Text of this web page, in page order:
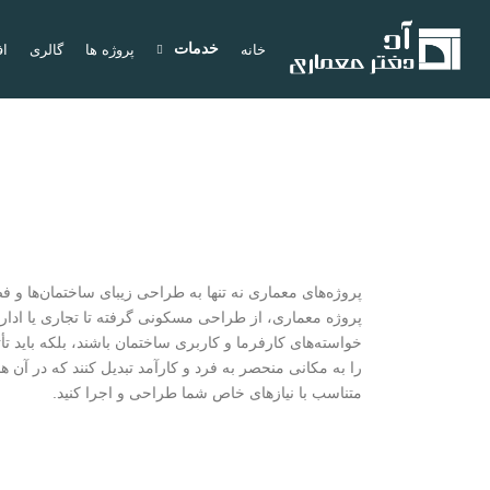
خانه خدمات پروژه ها گالری
پروژه‌های معماری نه تنها به طراحی زیبای ساختمان‌ها و
پروژه معماری، از طراحی مسکونی گرفته تا تجاری یا
خواسته‌های کارفرما و کاربری ساختمان باشند، بلکه
را به مکانی منحصر به فرد و کارآمد تبدیل کنند که در
متناسب با نیازهای خاص شما طراحی و اجرا کنید.